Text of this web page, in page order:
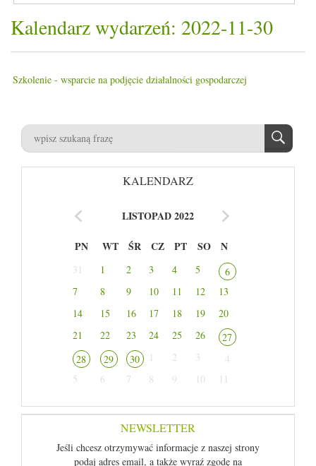
Kalendarz wydarzeń: 2022-11-30
Szkolenie - wsparcie na podjęcie działalności gospodarczej
KALENDARZ
LISTOPAD 2022
PN WT ŚR CZ PT SO N
31 1 2 3 4 5
6
7
8 9 10 11 12
13
14
15 16 17 18 19
20
21
22 23 24 25 26
27
28
29 30 1 2 3
4
5
6 7 8 9 10 11
NEWSLETTER
Jeśli chcesz otrzymywać informacje z naszej strony
podaj adres email, a także wyraź zgodę na